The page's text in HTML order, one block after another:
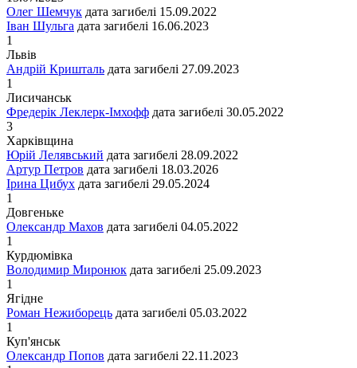
Олег Шемчук дата загибелі 15.09.2022
Іван Шульга дата загибелі 16.06.2023
1
Львiв
Андрій Кришталь дата загибелі 27.09.2023
1
Лисичанськ
Фредерік Леклерк-Імхофф дата загибелі 30.05.2022
3
Харківщина
Юрій Лелявський дата загибелі 28.09.2022
Артур Петров дата загибелі 18.03.2026
Ірина Цибух дата загибелі 29.05.2024
1
Довгеньке
Олександр Махов дата загибелі 04.05.2022
1
Курдюмівка
Володимир Миронюк дата загибелі 25.09.2023
1
Ягідне
Роман Нежиборець дата загибелі 05.03.2022
1
Куп'янськ
Олександр Попов дата загибелі 22.11.2023